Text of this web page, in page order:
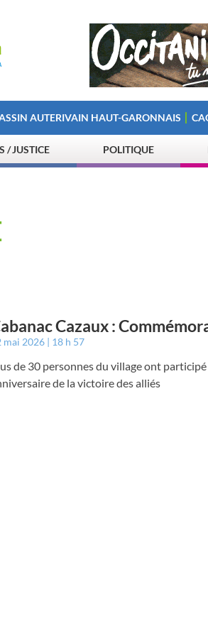
AUTERIVAIN HAUT-GARONNAIS
/ JUSTICE POLITIQUE
Cazaux :
mai 2026 18 h 57
de 30 personnes du village ont
de la victoire des alliés